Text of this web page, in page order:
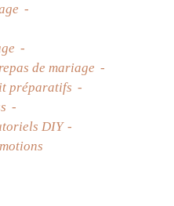
de mariage
préparatifs
DIY